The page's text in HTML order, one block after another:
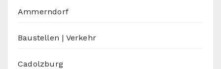
Ammerndorf
Baustellen | Verkehr
Cadolzburg